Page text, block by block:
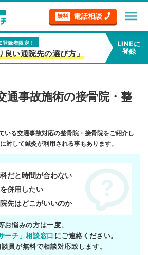
無料 電話相談 menu
登録者限定！
良い通院先の選び方」
LINEに
登録
通事故施術の接骨院・整
いる交通事故対応の整骨院・接骨院をご紹介し
対して鍼灸が利用される事もあります。
だと時間が合わない
併用したい
先はどこがいいのか
お悩みの方は一度、
ーチ」相談窓口 にご連絡ください。
員が無料で相談対応致します。